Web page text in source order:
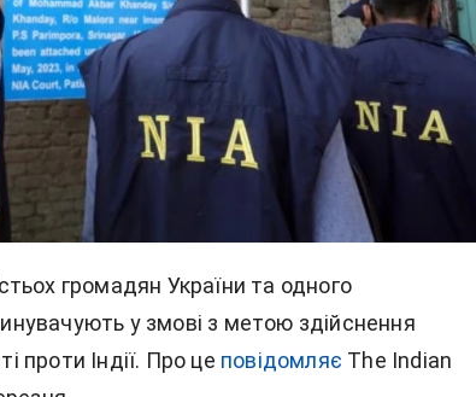
громадян України та одного
у змові з метою здійснення
проти Індії. Про це повідомляє The Indian